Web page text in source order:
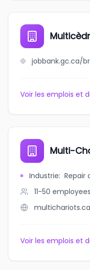
Voir les emplois et
Multi-
Industrie: Repair
11-50 employees
multichariots.ca
Voir les emplois et